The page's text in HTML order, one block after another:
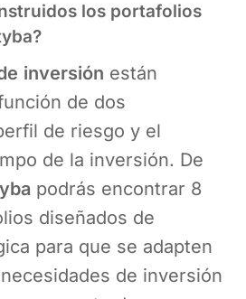
los portafolios
inversión están
de dos
de riesgo y el
de la inversión. De
podrás encontrar 8
diseñados de
para que se adapten
de inversión